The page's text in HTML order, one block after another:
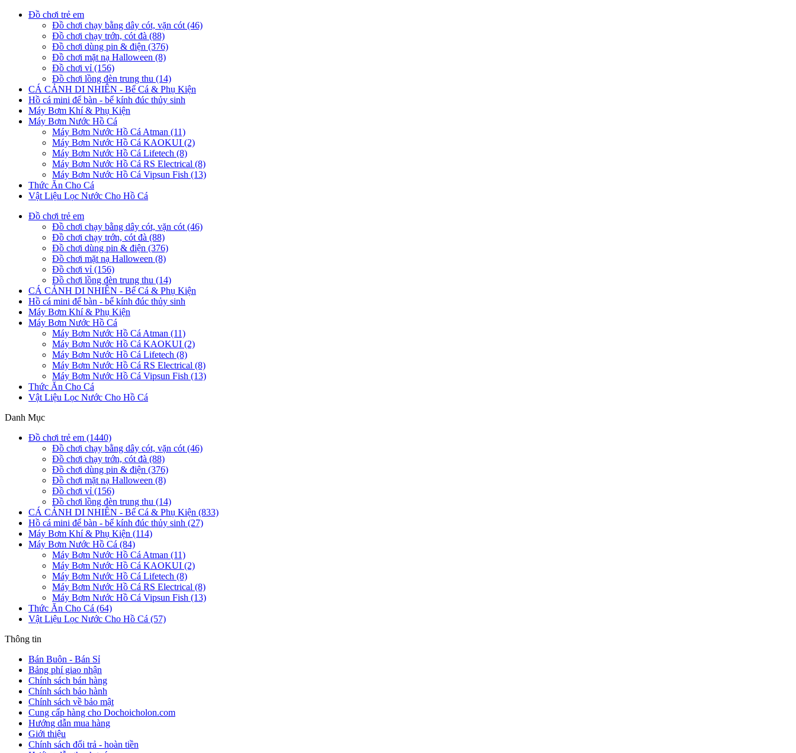
Đồ chơi trẻ em
Đồ chơi chạy bằng dây cót, vặn cót (46)
Đồ chơi chạy trớn, cót đà (88)
Đồ chơi dùng pin & điện (376)
Đồ chơi mặt nạ Halloween (8)
Đồ chơi vỉ (156)
Đồ chơi lồng đèn trung thu (14)
CÁ CẢNH DI NHIÊN - Bể Cá & Phụ Kiện
Hồ cá mini để bàn - bể kính đúc thủy sinh
Máy Bơm Khí & Phụ Kiện
Máy Bơm Nước Hồ Cá
Máy Bơm Nước Hồ Cá Atman (11)
Máy Bơm Nước Hồ Cá KAOKUI (2)
Máy Bơm Nước Hồ Cá Lifetech (8)
Máy Bơm Nước Hồ Cá RS Electrical (8)
Máy Bơm Nước Hồ Cá Vipsun Fish (13)
Thức Ăn Cho Cá
Vật Liệu Lọc Nước Cho Hồ Cá
Đồ chơi trẻ em
Đồ chơi chạy bằng dây cót, vặn cót (46)
Đồ chơi chạy trớn, cót đà (88)
Đồ chơi dùng pin & điện (376)
Đồ chơi mặt nạ Halloween (8)
Đồ chơi vỉ (156)
Đồ chơi lồng đèn trung thu (14)
CÁ CẢNH DI NHIÊN - Bể Cá & Phụ Kiện
Hồ cá mini để bàn - bể kính đúc thủy sinh
Máy Bơm Khí & Phụ Kiện
Máy Bơm Nước Hồ Cá
Máy Bơm Nước Hồ Cá Atman (11)
Máy Bơm Nước Hồ Cá KAOKUI (2)
Máy Bơm Nước Hồ Cá Lifetech (8)
Máy Bơm Nước Hồ Cá RS Electrical (8)
Máy Bơm Nước Hồ Cá Vipsun Fish (13)
Thức Ăn Cho Cá
Vật Liệu Lọc Nước Cho Hồ Cá
Danh Mục
Đồ chơi trẻ em (1440)
Đồ chơi chạy bằng dây cót, vặn cót (46)
Đồ chơi chạy trớn, cót đà (88)
Đồ chơi dùng pin & điện (376)
Đồ chơi mặt nạ Halloween (8)
Đồ chơi vỉ (156)
Đồ chơi lồng đèn trung thu (14)
CÁ CẢNH DI NHIÊN - Bể Cá & Phụ Kiện (833)
Hồ cá mini để bàn - bể kính đúc thủy sinh (27)
Máy Bơm Khí & Phụ Kiện (114)
Máy Bơm Nước Hồ Cá (84)
Máy Bơm Nước Hồ Cá Atman (11)
Máy Bơm Nước Hồ Cá KAOKUI (2)
Máy Bơm Nước Hồ Cá Lifetech (8)
Máy Bơm Nước Hồ Cá RS Electrical (8)
Máy Bơm Nước Hồ Cá Vipsun Fish (13)
Thức Ăn Cho Cá (64)
Vật Liệu Lọc Nước Cho Hồ Cá (57)
Thông tin
Bán Buôn - Bán Sỉ
Bảng phí giao nhận
Chính sách bán hàng
Chính sách bảo hành
Chính sách về bảo mật
Cung cấp hàng cho Dochoicholon.com
Hướng dẫn mua hàng
Giới thiệu
Chính sách đổi trả - hoàn tiền